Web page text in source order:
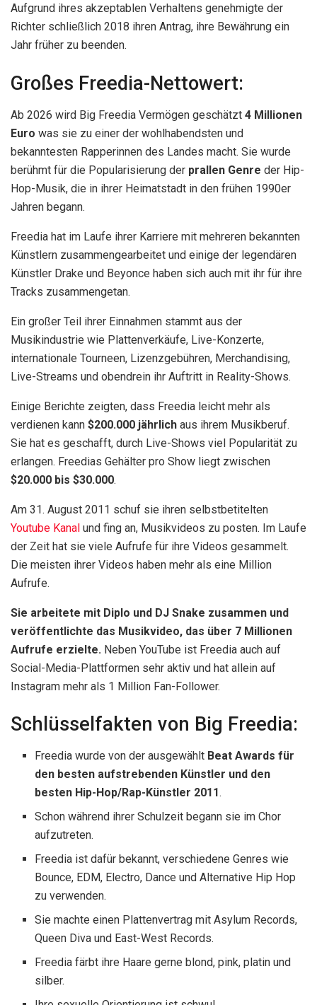
Aufgrund ihres akzeptablen Verhaltens genehmigte der
Richter schließlich 2018 ihren Antrag, ihre Bewährung ein
Jahr früher zu beenden.
Großes Freedia-Nettowert:
Ab 2026 wird Big Freedia Vermögen geschätzt 4 Millionen
Euro was sie zu einer der wohlhabendsten und
bekanntesten Rapperinnen des Landes macht. Sie wurde
berühmt für die Popularisierung der prallen Genre der Hip-
Hop-Musik, die in ihrer Heimatstadt in den frühen 1990er
Jahren begann.
Freedia hat im Laufe ihrer Karriere mit mehreren bekannten
Künstlern zusammengearbeitet und einige der legendären
Künstler Drake und Beyonce haben sich auch mit ihr für ihre
Tracks zusammengetan.
Ein großer Teil ihrer Einnahmen stammt aus der
Musikindustrie wie Plattenverkäufe, Live-Konzerte,
internationale Tourneen, Lizenzgebühren, Merchandising,
Live-Streams und obendrein ihr Auftritt in Reality-Shows.
Einige Berichte zeigten, dass Freedia leicht mehr als
verdienen kann $200.000 jährlich aus ihrem Musikberuf.
Sie hat es geschafft, durch Live-Shows viel Popularität zu
erlangen. Freedias Gehälter pro Show liegt zwischen
$20.000 bis $30.000.
Am 31. August 2011 schuf sie ihren selbstbetitelten
Youtube Kanal und fing an, Musikvideos zu posten. Im Laufe
der Zeit hat sie viele Aufrufe für ihre Videos gesammelt.
Die meisten ihrer Videos haben mehr als eine Million
Aufrufe.
Sie arbeitete mit Diplo und DJ Snake zusammen und
veröffentlichte das Musikvideo, das über 7 Millionen
Aufrufe erzielte. Neben YouTube ist Freedia auch auf
Social-Media-Plattformen sehr aktiv und hat allein auf
Instagram mehr als 1 Million Fan-Follower.
Schlüsselfakten von Big Freedia:
Freedia wurde von der ausgewählt Beat Awards für
den besten aufstrebenden Künstler und den
besten Hip-Hop/Rap-Künstler 2011.
Schon während ihrer Schulzeit begann sie im Chor
aufzutreten.
Freedia ist dafür bekannt, verschiedene Genres wie
Bounce, EDM, Electro, Dance und Alternative Hip Hop
zu verwenden.
Sie machte einen Plattenvertrag mit Asylum Records,
Queen Diva und East-West Records.
Freedia färbt ihre Haare gerne blond, pink, platin und
silber.